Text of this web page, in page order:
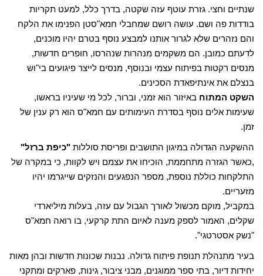
שנתיים וחצי. גזרת עוטף עזה שקטה, בדרך כלל, למעט תקריות
בודדות פה ושם. עושה רושם שמחבלי חמא"סטן הפנימו את הלקח
והם נזהרים שלא לגרור אותנו למבצע נוסף בטרם יהיו מוכנים,
לדעתם כמובן. הם משקמים מנהרות שנהרסו, חופרים חדשות,
מנסים רקטות בפיתוח עצמי ובנוסף, מנסים לייצר פיגועים בי"וש
בנצלם את אינתיפאדת הסכינים.
השקט המתוח באיזור הוא זמני, וברור, לכל מי שעיניו בראשו,
שעימות אלים נוסף בסדרת העימותים עם חמא"ס הוא רק ענין של
זמן.
ההשקעה הגדולה במיגון התושבים ופריסת סוללות "כיפת ברזל"
,כאשר הגזרה מתחממת, הוכיחו את עצמם ויש לקוות, כי במקרה של
התלקחות כוללת נוספת, מספר הנפגעים והנזקים שייגרמו יהיו
מזעריים.
במקביל, מוקם מכשול לאורך הגבול עם עזה, בעלות מיליארדי
שקלים, האמור לספק מענה לאיום התת קרקעי, בו רואה חמא"ס
"נשק אסטרטגי".
בעיר מתנהלת תנופת פיתוח גדולה. נבנות שכונות חדשות ובהן מאות
יחידות דיור, בתי ספר ממוגנים, מבני ציבור, גינות, פארקים ומתקני